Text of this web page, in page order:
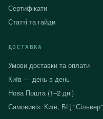
Сертифікати
Статті та гайди
ДОСТАВКА
Умови доставки та оплати
Київ — день в день
Нова Пошта (1–2 дні)
Самовивіз: Київ, БЦ "Сільвер"